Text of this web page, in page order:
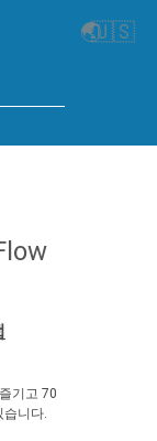
🌏🇺🇸
기고 70
습니다.